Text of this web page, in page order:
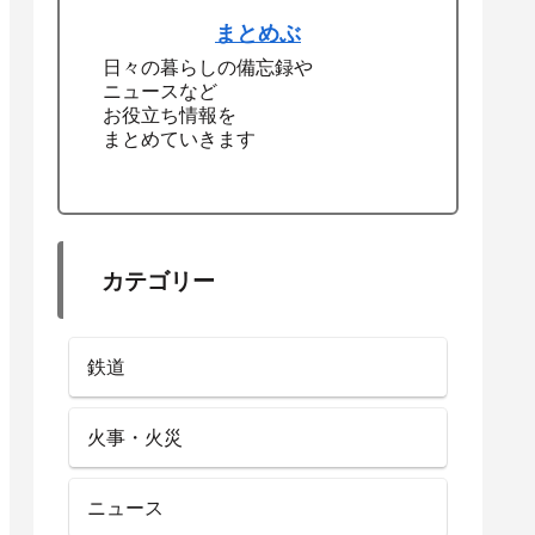
まとめぶ
日々の暮らしの備忘録や
ニュースなど
お役立ち情報を
まとめていきます
カテゴリー
鉄道
火事・火災
ニュース